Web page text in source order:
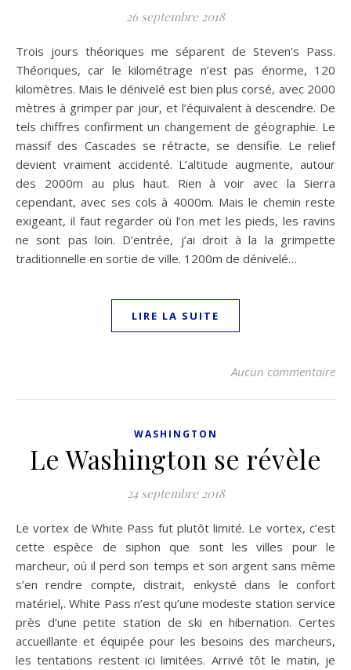
26 septembre 2018
Trois jours théoriques me séparent de Steven’s Pass.
Théoriques, car le kilométrage n’est pas énorme, 120
kilomètres. Mais le dénivelé est bien plus corsé, avec 2000
mètres à grimper par jour, et l’équivalent à descendre. De
tels chiffres confirment un changement de géographie. Le
massif des Cascades se rétracte, se densifie. Le relief
devient vraiment accidenté. L’altitude augmente, autour
des 2000m au plus haut. Rien à voir avec la Sierra
cependant, avec ses cols à 4000m. Mais le chemin reste
exigeant, il faut regarder où l’on met les pieds, les ravins
ne sont pas loin. D’entrée, j’ai droit à la la grimpette
traditionnelle en sortie de ville. 1200m de dénivelé…
LIRE LA SUITE
Aucun commentaire
WASHINGTON
Le Washington se révèle
24 septembre 2018
Le vortex de White Pass fut plutôt limité. Le vortex, c’est
cette espèce de siphon que sont les villes pour le
marcheur, où il perd son temps et son argent sans même
s’en rendre compte, distrait, enkysté dans le confort
matériel,. White Pass n’est qu’une modeste station service
près d’une petite station de ski en hibernation. Certes
accueillante et équipée pour les besoins des marcheurs,
les tentations restent ici limitées. Arrivé tôt le matin, je